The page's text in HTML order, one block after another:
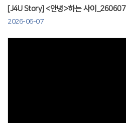
[J4U Story] <안녕>하는 사이_260607
2026-06-07